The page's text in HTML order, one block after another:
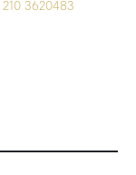
210 3620483